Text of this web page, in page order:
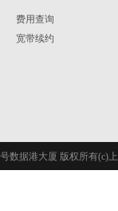
费用查询
宽带续约
数据港大厦 版权所有(c)